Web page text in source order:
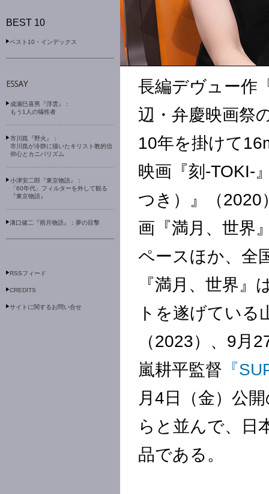
ベスト10・インデックス
成瀬巳喜男『浮雲』：
もう1人の犠牲者
市川崑『野火』：
市川崑が冷静に描いたキリスト教的信
仰心とカニバリズム
小津安二郎『東京物語』：
「60年代」フィルターを外して観る
『東京物語』
溝口健二『雨月物語』：夢の目撃
RSSフィード
CREDITS
サイトに関するお問い合せ
長編デヴュー作
辺・弁慶映画祭
10年を掛けて
映画『刻-TOKI-
つき）』（2020
画『満月、世界
ペースほか、全
『満月、世界
トを遂げている
（2023）、9月
嵐耕平監督 『
月4日（金）公
らと並んで、日
品である。